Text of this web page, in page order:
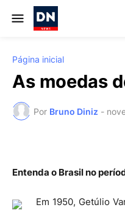
Página inicial
As moedas
Por Bruno Diniz -
Entenda o Brasil no
Em 1950, Getúlio